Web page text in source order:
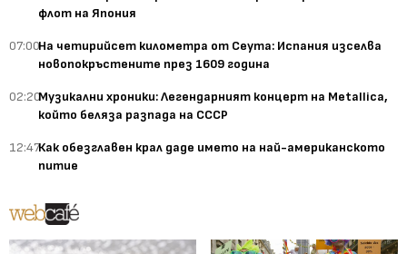
флот на Япония
07:00На четирийсет километра от Сеута: Испания изселва
новопокръстените през 1609 година
02:20Музикални хроники: Легендарният концерт на Metallica,
който беляза разпада на СССР
12:47Как обезглавен крал даде името на най-американското
питие